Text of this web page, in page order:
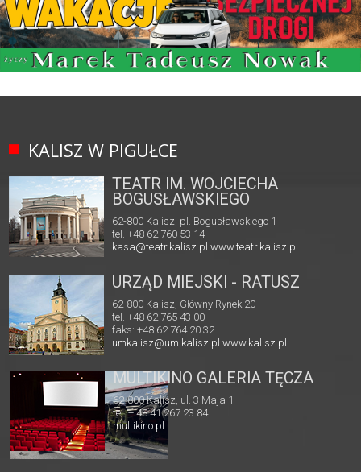
KALISZ W PIGUŁCE
TEATR IM. WOJCIECHA
BOGUSŁAWSKIEGO
62-800 Kalisz, pl. Bogusławskiego 1
tel. +48 62 760 53 14
kasa@teatr.kalisz.pl www.teatr.kalisz.pl
URZĄD MIEJSKI - RATUSZ
62-800 Kalisz, Główny Rynek 20
tel. +48 62 765 43 00
faks: +48 62 764 20 32
umkalisz@um.kalisz.plwww.kalisz.pl
MULTIKINO GALERIA TĘCZA
62-800 Kalisz, ul. 3 Maja 1
tel. + 48 41 267 23 84
multikino.pl